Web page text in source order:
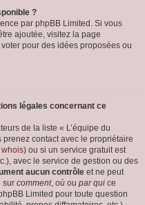
?
par phpBB Limited. Si vous
ajoutée, visitez la page
pour des idées proposées ou
légales concernant ce
de la liste « L’équipe du
contact avec le propriétaire
) ou si un service gratuit est
avec le service de gestion ou des
aucun contrôle et ne peut
sur comment, où ou par qui ce
Limited pour toute question